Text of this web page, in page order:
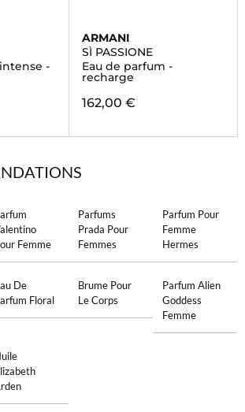
-
ARMANI
SÌ PASSIONE
Eau de parfum -
recharge
162,00 €
Femme
Parfums
Prada Pour
Femmes
Parfum Pour
Femme
Hermes
De
Floral
Brume Pour
Le Corps
Parfum Alien
Goddess
Femme